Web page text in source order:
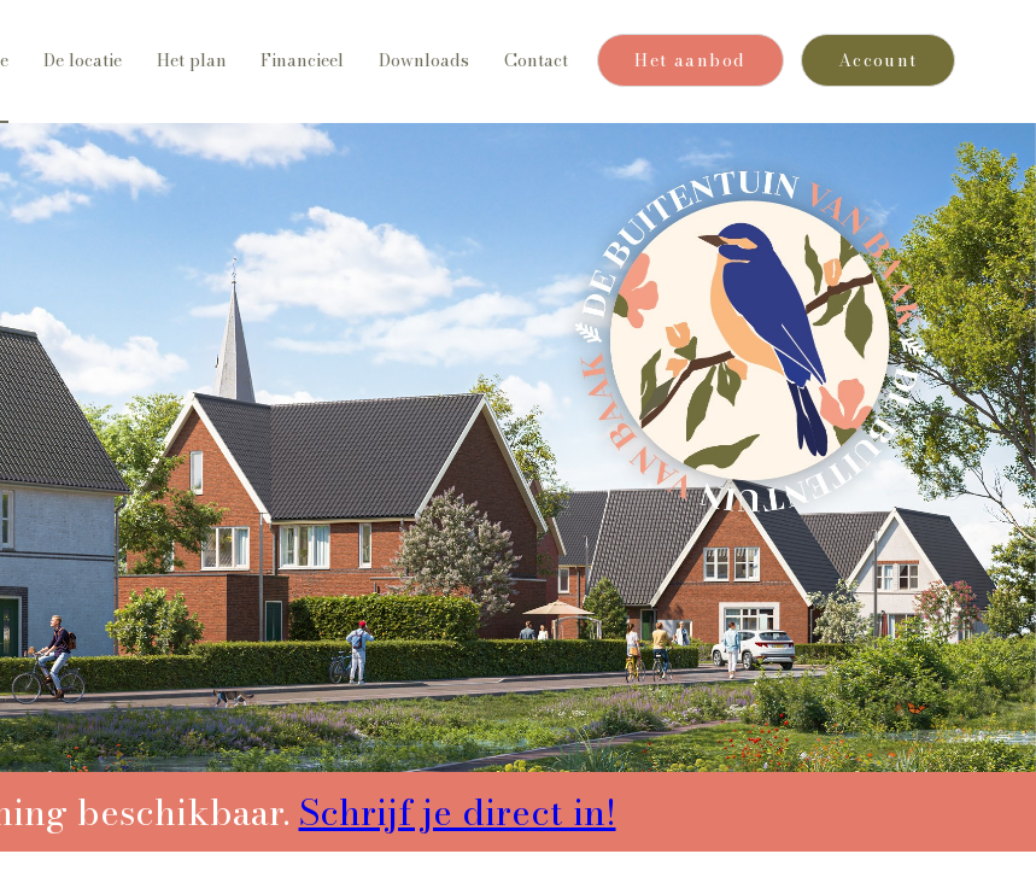
Het aanbod Account
De locatie Het plan Financieel Downloads Contact
beschikbaar. Schrijf je direct in!